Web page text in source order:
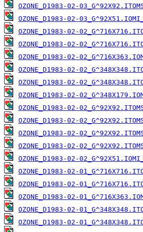
OZONE_D1983-02-
OZONE_D1983-02-
OZONE_D1983-02-
OZONE_D1983-02-
OZONE_D1983-02-
OZONE_D1983-02-
OZONE_D1983-02-
OZONE_D1983-02-
OZONE_D1983-02-
OZONE_D1983-02-
OZONE_D1983-02-
OZONE_D1983-02-
OZONE_D1983-02-
OZONE_D1983-02-
OZONE_D1983-02-
OZONE_D1983-02-
OZONE_D1983-02-
OZONE_D1983-02-